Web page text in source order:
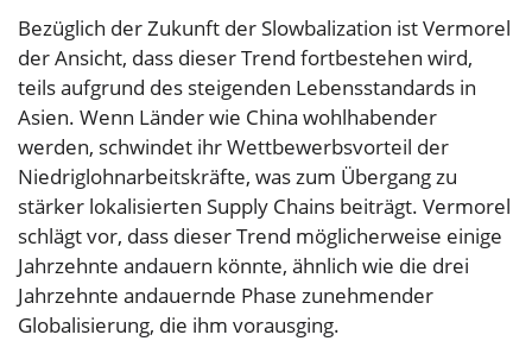
Bezüglich der Zukunft der Slowbalization ist Vermorel
der Ansicht, dass dieser Trend fortbestehen wird,
teils aufgrund des steigenden Lebensstandards in
Asien. Wenn Länder wie China wohlhabender
werden, schwindet ihr Wettbewerbsvorteil der
Niedriglohnarbeitskräfte, was zum Übergang zu
stärker lokalisierten Supply Chains beiträgt. Vermorel
schlägt vor, dass dieser Trend möglicherweise einige
Jahrzehnte andauern könnte, ähnlich wie die drei
Jahrzehnte andauernde Phase zunehmender
Globalisierung, die ihm vorausging.